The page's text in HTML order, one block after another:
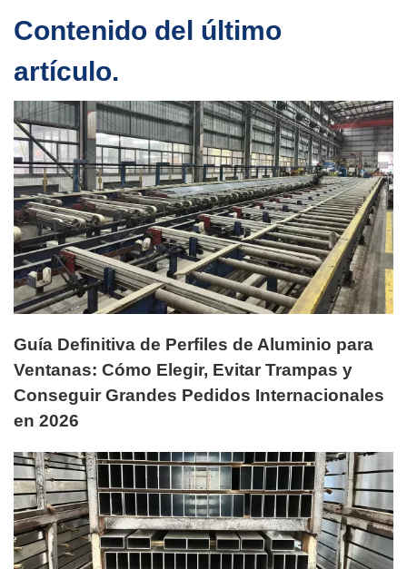
Contenido del último
artículo.
Guía Definitiva de Perfiles de Aluminio para
Ventanas: Cómo Elegir, Evitar Trampas y
Conseguir Grandes Pedidos Internacionales
en 2026